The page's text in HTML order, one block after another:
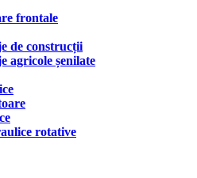
frontale
de construcții
agricole șenilate
rotative